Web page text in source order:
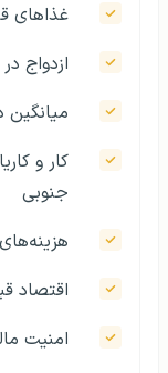
غذاهای
ازدواج
میانگین
کار و
جنوبی
اقتصاد
امنیت